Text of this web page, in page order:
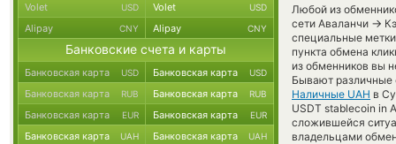
Любой из
сети Аваланчи →
специальные
пункта обмена
из обменников вы
Бывают различные
Наличные UAH в
USDT stablecoin in
сложившейся
владельцами
Volet USD Volet USD
Alipay CNY Alipay CNY
Банковские счета и карты
Банковская карта USD Банковская карта USD
Банковская карта RUB Банковская карта RUB
Банковская карта EUR Банковская карта EUR
Банковская карта UAH Банковская карта UAH